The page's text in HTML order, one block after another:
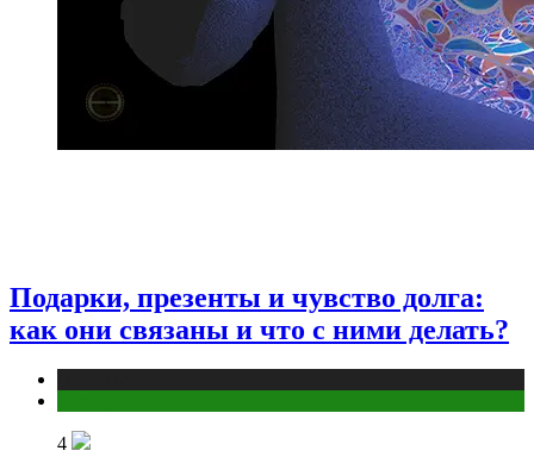
Подарки, презенты и чувство долга:
как они связаны и что с ними делать?
4